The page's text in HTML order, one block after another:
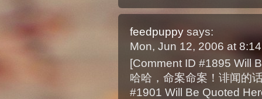
feedpuppy says:
Mon, Jun 12, 2006 at
[Comment ID #1895 Will
哈哈，命案命案！诽闻的
#1901 Will Be Quoted